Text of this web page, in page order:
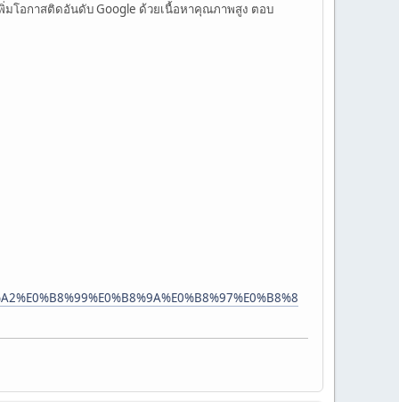
มโอกาสติดอันดับ Google ด้วยเนื้อหาคุณภาพสูง ตอบ